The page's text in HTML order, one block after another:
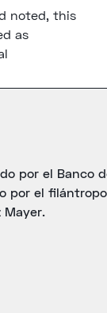
noted, this
as
por el Banco
por el
Mayer.